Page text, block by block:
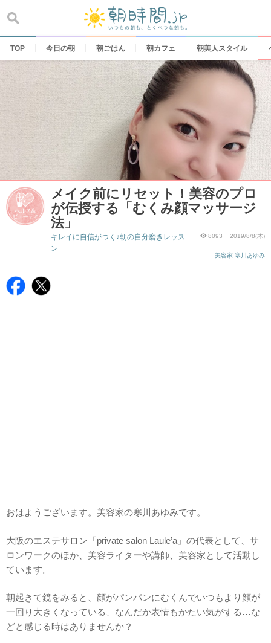
content
TOP 今日の朝 朝ごはん 朝カフェ 朝美人スタイル
メイク前にリセット！美容のプロ
が伝授する「むくみ顔マッサージ
法」
8093 2019/8/8(木)
美容家 寒川あゆみ
キレイに自信がつく♪朝の自分磨きレッス
ン
おはようございます。美容家の寒川あゆみです。
大阪のエステサロン「private salon Laule’a」の代表として、サ
ロンワークのほか、美容ライターや講師、美容家として活動し
ています。
朝起きて鏡をみると、顔がパンパンにむくんでいつもより顔が
一回り大きくなっている、なんだか表情もかたい気がする…な
どと感じる時はありませんか？